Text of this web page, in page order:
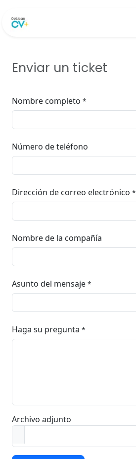
Enviar un ticket
Nombre completo *
Número de teléfono
Dirección de correo electrónico *
Nombre de la compañía
Asunto del mensaje *
Haga su pregunta *
Archivo adjunto